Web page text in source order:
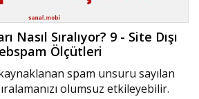
Nasıl Sıralıyor? 9 - Site Dışı
Ölçütleri
spam unsuru sayılan
olumsuz etkileyebilir.